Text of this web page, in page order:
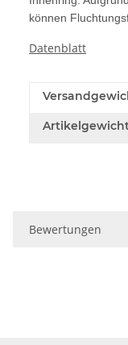
können
Datenblatt
Bewertungen